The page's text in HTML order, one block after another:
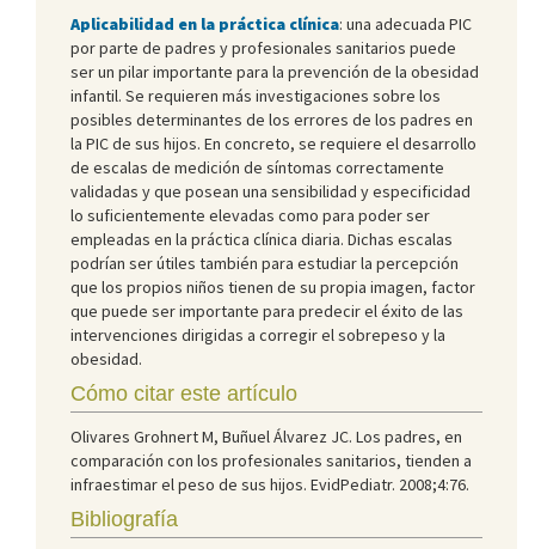
Aplicabilidad en la práctica clínica: una adecuada PIC
por parte de padres y profesionales sanitarios puede
ser un pilar importante para la prevención de la obesidad
infantil. Se requieren más investigaciones sobre los
posibles determinantes de los errores de los padres en
la PIC de sus hijos. En concreto, se requiere el desarrollo
de escalas de medición de síntomas correctamente
validadas y que posean una sensibilidad y especificidad
lo suficientemente elevadas como para poder ser
empleadas en la práctica clínica diaria. Dichas escalas
podrían ser útiles también para estudiar la percepción
que los propios niños tienen de su propia imagen, factor
que puede ser importante para predecir el éxito de las
intervenciones dirigidas a corregir el sobrepeso y la
obesidad.
Cómo citar este artículo
Olivares Grohnert M, Buñuel Álvarez JC. Los padres, en
comparación con los profesionales sanitarios, tienden a
infraestimar el peso de sus hijos. EvidPediatr. 2008;4:76.
Bibliografía